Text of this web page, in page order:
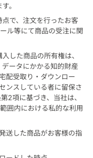
。
で、注文を行ったお客
ル等にて商品の受注に関
した商品の所有権は、
ータにかかる知的財産
配受取り・ダウンロー
ンスしている者に留保さ
2項に基づき、当社は、
囲内における私的な利用
送した商品がお客様の指